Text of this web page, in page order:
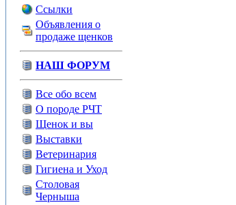
Ссылки
Объявления о
продаже щенков
НАШ ФОРУМ
Все обо всем
О породе РЧТ
Щенок и вы
Выставки
Ветеринария
Гигиена и Уход
Столовая
Черныша